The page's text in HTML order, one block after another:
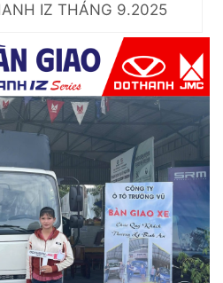
IZ THÁNG 9.2025